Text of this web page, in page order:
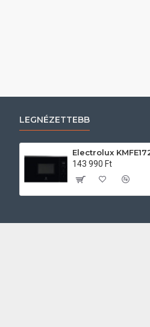
LEGNÉZETTEBB
143 990 Ft